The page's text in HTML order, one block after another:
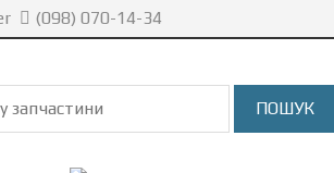
(098) 070-14-34